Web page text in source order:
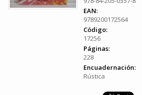
EAN:
9789200172564
Código:
17256
Páginas:
228
Encuadernación:
Rústica